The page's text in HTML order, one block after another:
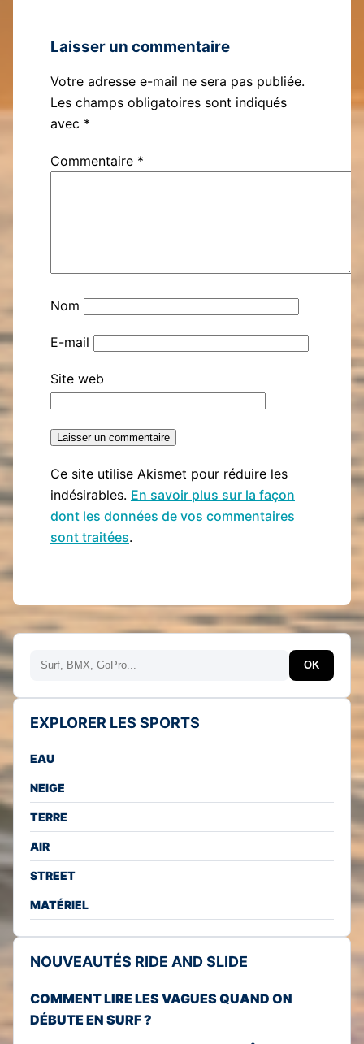
Laisser un commentaire
Votre adresse e-mail ne sera pas publiée.
Les champs obligatoires sont indiqués
avec *
Commentaire *
Nom
E-mail
Site web
Ce site utilise Akismet pour réduire les
indésirables. En savoir plus sur la façon
dont les données de vos commentaires
sont traitées.
Rechercher OK
EXPLORER LES SPORTS
EAU
NEIGE
TERRE
AIR
STREET
MATÉRIEL
NOUVEAUTÉS RIDE AND SLIDE
COMMENT LIRE LES VAGUES QUAND ON
DÉBUTE EN SURF ?